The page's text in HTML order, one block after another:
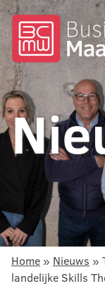
Home » Nieuws »
landelijke Skills